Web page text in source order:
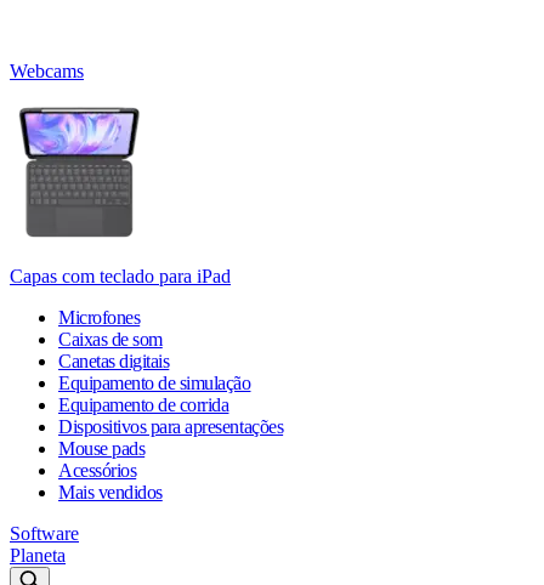
Webcams
Capas com teclado para iPad
Microfones
Caixas de som
Canetas digitais
Equipamento de simulação
Equipamento de corrida
Dispositivos para apresentações
Mouse pads
Acessórios
Mais vendidos
Software
Planeta